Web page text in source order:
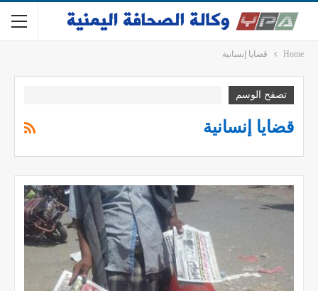
Home قضايا إنسانية
تصفح الوسم
قضايا إنسانية